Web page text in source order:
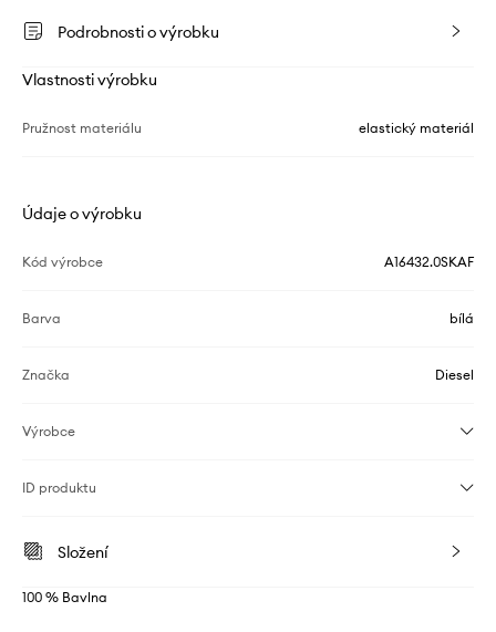
Podrobnosti o výrobku
Vlastnosti výrobku
Pružnost materiálu elastický materiál
Údaje o výrobku
Kód výrobce A16432.0SKAF
Barva bílá
Značka Diesel
Výrobce
ID produktu
Složení
100 % Bavlna